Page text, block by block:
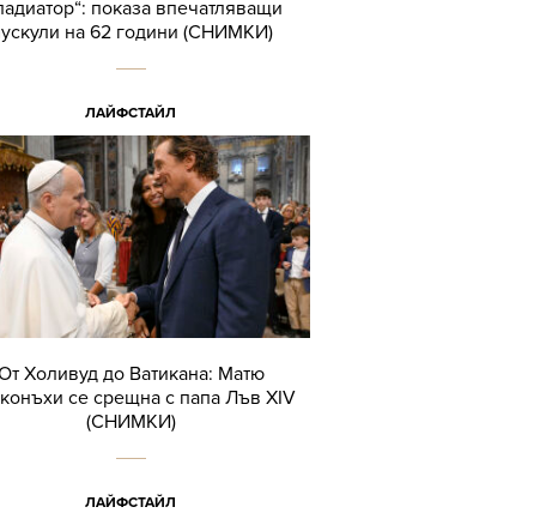
показа впечатляващи
на 62 години (СНИМКИ)
ЛАЙФСТАЙЛ
Холивуд до Ватикана: Матю
се срещна с папа Лъв XIV
(СНИМКИ)
ЛАЙФСТАЙЛ